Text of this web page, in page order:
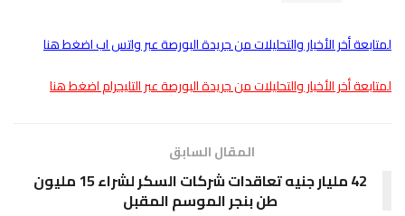
لمتابعة أخر الأخبار والتحليلات من جريدة البورصة عبر واتس اب اضغط هنا
لمتابعة أخر الأخبار والتحليلات من جريدة البورصة عبر التليجرام اضغط هنا
المقال السابق
42 مليار جنيه تعاقدات شركات السكر لشراء 15 مليون
طن بنجر الموسم المقبل